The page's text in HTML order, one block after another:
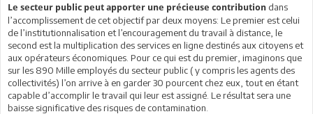
Le secteur public peut apporter une précieuse contribution dans
l’accomplissement de cet objectif par deux moyens: Le premier est celui
de l’institutionnalisation et l’encouragement du travail à distance, le
second est la multiplication des services en ligne destinés aux citoyens et
aux opérateurs économiques. Pour ce qui est du premier, imaginons que
sur les 890 Mille employés du secteur public ( y compris les agents des
collectivités) l’on arrive à en garder 30 pourcent chez eux, tout en étant
capable d’accomplir le travail qui leur est assigné. Le résultat sera une
baisse significative des risques de contamination.